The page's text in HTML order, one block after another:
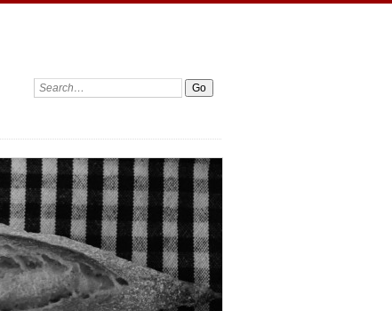
Search: